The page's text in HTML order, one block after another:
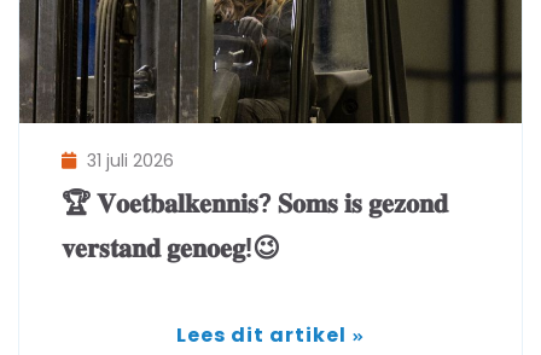
🏆 𝐕𝐨𝐞𝐭𝐛𝐚𝐥𝐤𝐞𝐧𝐧𝐢𝐬? 𝐒𝐨𝐦𝐬 𝐢𝐬 𝐠𝐞𝐳𝐨𝐧𝐝
𝐯𝐞𝐫𝐬𝐭𝐚𝐧𝐝 𝐠𝐞𝐧𝐨𝐞𝐠!😉
31 juli 2026
Lees dit artikel